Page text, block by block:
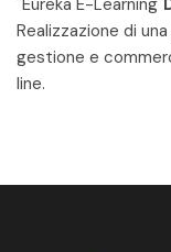
Realizzazione di
gestione e
line.